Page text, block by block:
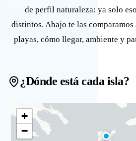
de perfil naturaleza: ya solo
distintos. Abajo te las
playas, cómo llegar, ambiente y
¿Dónde está cada isla?
+
−